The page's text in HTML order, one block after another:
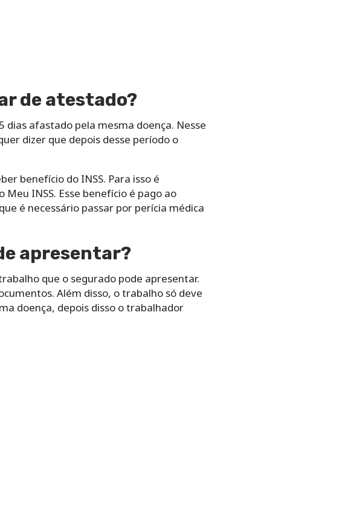
de atestado?
afastado pela mesma doença. Nesse
dizer que depois desse período o
benefício do INSS. Para isso é
INSS. Esse benefício é pago ao
é necessário passar por perícia médica
apresentar?
que o segurado pode apresentar.
Além disso, o trabalho só deve
doença, depois disso o trabalhador